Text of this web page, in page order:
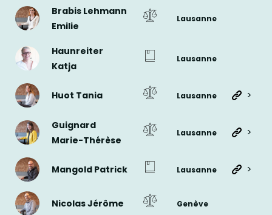
Brabis Lehmann
Emilie
Lausanne
Haunreiter
Katja
Lausanne
Huot Tania Lausanne >
Guignard
Marie-Thérèse
Lausanne >
Mangold Patrick Lausanne >
Nicolas Jérôme Genève